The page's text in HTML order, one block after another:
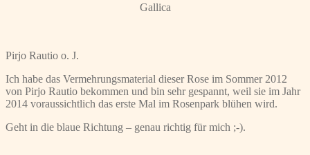
Gallica
Pirjo Rautio o. J.
Ich habe das Vermehrungsmaterial dieser Rose im Sommer 2012
von Pirjo Rautio bekommen und bin sehr gespannt, weil sie im Jahr
2014 voraussichtlich das erste Mal im Rosenpark blühen wird.
Geht in die blaue Richtung – genau richtig für mich ;-).